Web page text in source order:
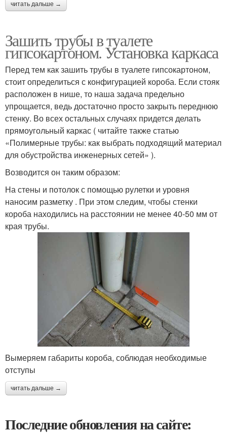
читать дальше →
Зашить трубы в туалете
гипсокартоном. Установка каркаса
Перед тем как зашить трубы в туалете гипсокартоном,
стоит определиться с конфигурацией короба. Если стояк
расположен в нише, то наша задача предельно
упрощается, ведь достаточно просто закрыть переднюю
стенку. Во всех остальных случаях придется делать
прямоугольный каркас ( читайте также статью
«Полимерные трубы: как выбрать подходящий материал
для обустройства инженерных сетей» ).
Возводится он таким образом:
На стены и потолок с помощью рулетки и уровня
наносим разметку . При этом следим, чтобы стенки
короба находились на расстоянии не менее 40-50 мм от
края трубы.
Вымеряем габариты короба, соблюдая необходимые
отступы
читать дальше →
Последние обновления на сайте: